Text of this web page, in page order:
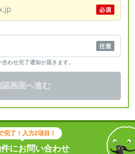
わせ完了通知が届きます。
認画面へ進む
完了！入力2項目！
にお問い合わせ